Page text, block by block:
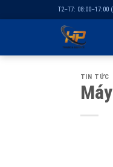
T2–T7: 08:00–17:00
TIN TỨC